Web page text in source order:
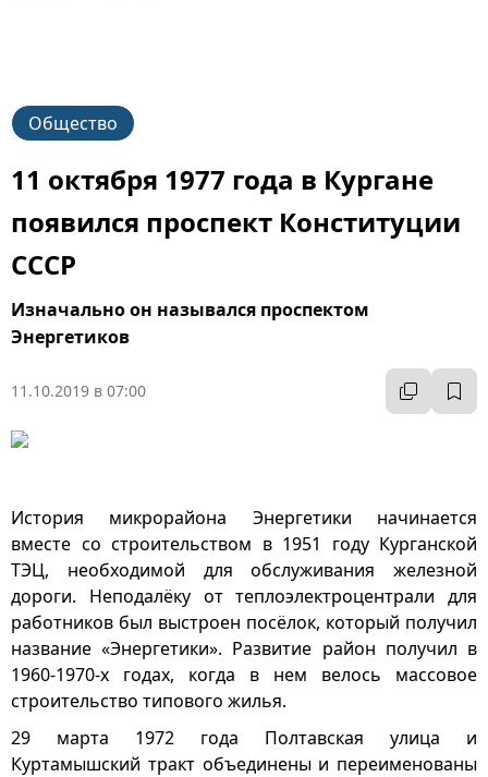
Общество
11 октября 1977 года в Кургане
появился проспект Конституции
СССР
Изначально он назывался проспектом
Энергетиков
11.10.2019 в 07:00
История микрорайона Энергетики начинается
вместе со строительством в 1951 году Курганской
ТЭЦ, необходимой для обслуживания железной
дороги. Неподалёку от теплоэлектроцентрали для
работников был выстроен посёлок, который получил
название «Энергетики». Развитие район получил в
1960-1970-х годах, когда в нем велось массовое
строительство типового жилья.
29 марта 1972 года Полтавская улица и
Куртамышский тракт объединены и переименованы